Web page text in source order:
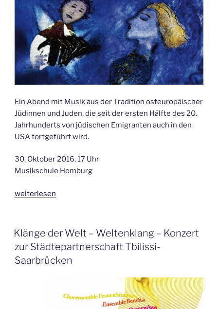
Illipse
Kulturforum
Illingen“
Ein Abend mit Musik aus der Tradition osteuropäischer
Jüdinnen und Juden, die seit der ersten Hälfte des 20.
Jahrhunderts von jüdischen Emigranten auch in den
USA fortgeführt wird.
30. Oktober 2016, 17 Uhr
Musikschule Homburg
„Shpil
a
Lidele
in
Jiddisch
weiterlesen
VERÖFFENTLICHT
AM
Klänge der Welt – Weltenklang – Konzert
zur Städtepartnerschaft Tbilissi-
Saarbrücken